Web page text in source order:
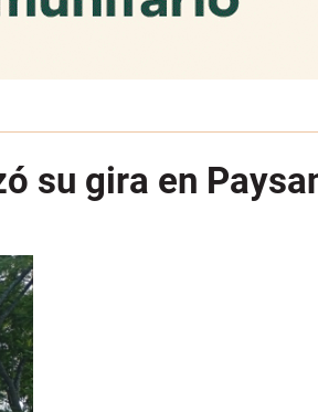
su gira en